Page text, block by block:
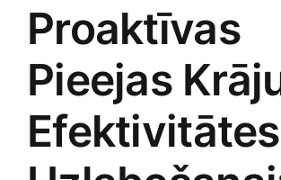
Proaktīvas
Pieejas
Efektivitātes‍